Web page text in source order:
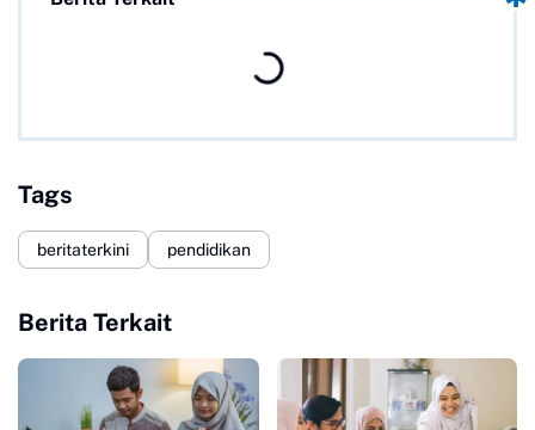
Tags
beritaterkini pendidikan
Berita Terkait